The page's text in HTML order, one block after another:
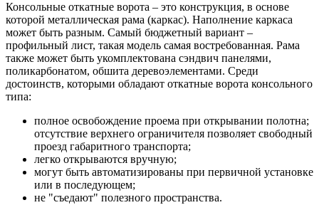
Консольные откатные ворота – это конструкция, в основе
которой металлическая рама (каркас). Наполнение каркаса
может быть разным. Самый бюджетный вариант –
профильный лист, такая модель самая востребованная. Рама
также может быть укомплектована сэндвич панелями,
поликарбонатом, обшита деревоэлементами. Среди
достоинств, которыми обладают откатные ворота консольного
типа:
полное освобождение проема при открывании полотна;
отсутствие верхнего ограничителя позволяет свободный
проезд габаритного транспорта;
легко открываются вручную;
могут быть автоматизированы при первичной установке
или в последующем;
не "съедают" полезного пространства.